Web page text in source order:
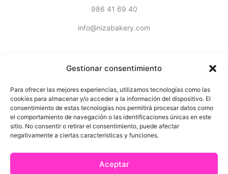
Gestionar consentimiento
Para ofrecer las mejores experiencias, utilizamos tecnologías como las
cookies para almacenar y/o acceder a la información del dispositivo. El
consentimiento de estas tecnologías nos permitirá procesar datos como
el comportamiento de navegación o las identificaciones únicas en este
sitio. No consentir o retirar el consentimiento, puede afectar
negativamente a ciertas características y funciones.
Aceptar
986 41 69 40
info@nizabakery.com
INFORMACIÓN
Aviso Legal
Política de Cookies